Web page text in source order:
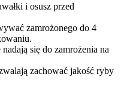
i osusz przed
zamrożonego do 4
się do zamrożenia na
zachować jakość ryby